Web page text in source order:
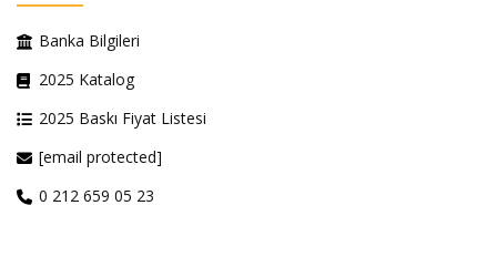
Banka Bilgileri
2025 Katalog
2025 Baskı Fiyat Listesi
[email protected]
0 212 659 05 23